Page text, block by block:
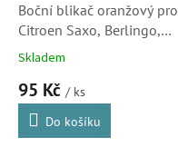
Boční blikač oranžový pro
Citroen Saxo, Berlingo,
Evasion, Jumpy, Xantia,
185161052)
Skladem
95 Kč / ks
Do košíku